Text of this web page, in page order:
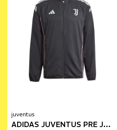
juventus
ADIDAS JUVENTUS PRE JACKET 25/26